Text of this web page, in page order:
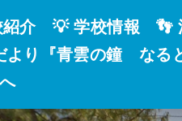
介 💡 学校情報 👣
より『青雲の鐘 なる